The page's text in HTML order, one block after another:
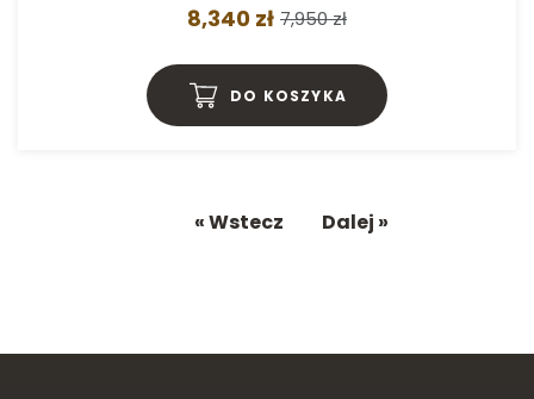
8,340 zł 7,950 zł
DO KOSZYKA
« Wstecz Dalej »